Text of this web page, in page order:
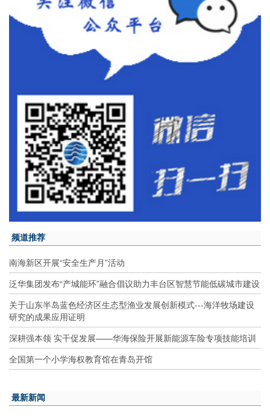
频道推荐
南海新区开展“安全生产月”活动
泛华集团发布“产城能环”融合倡议助力丰台区智慧节能低碳城市建设
关于山东半岛蓝色经济区生态型渔业发展创新模式---海洋牧场建设
研究的成果应用证明
深耕强本领 实干促发展——华海保险开展新能源车险专项技能培训
全国第一个小学海权教育馆在青岛开馆
最新新闻